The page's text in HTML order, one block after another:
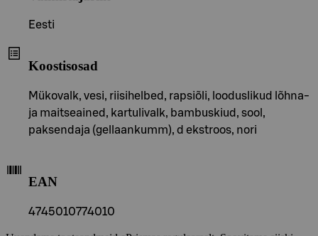
Eesti
Koostisosad
Mükovalk, vesi, riisihelbed, rapsiõli, looduslikud lõhna-
ja maitseained, kartulivalk, bambuskiud, sool,
paksendaja (gellaankumm), d ekstroos, nori
EAN
4745010774010